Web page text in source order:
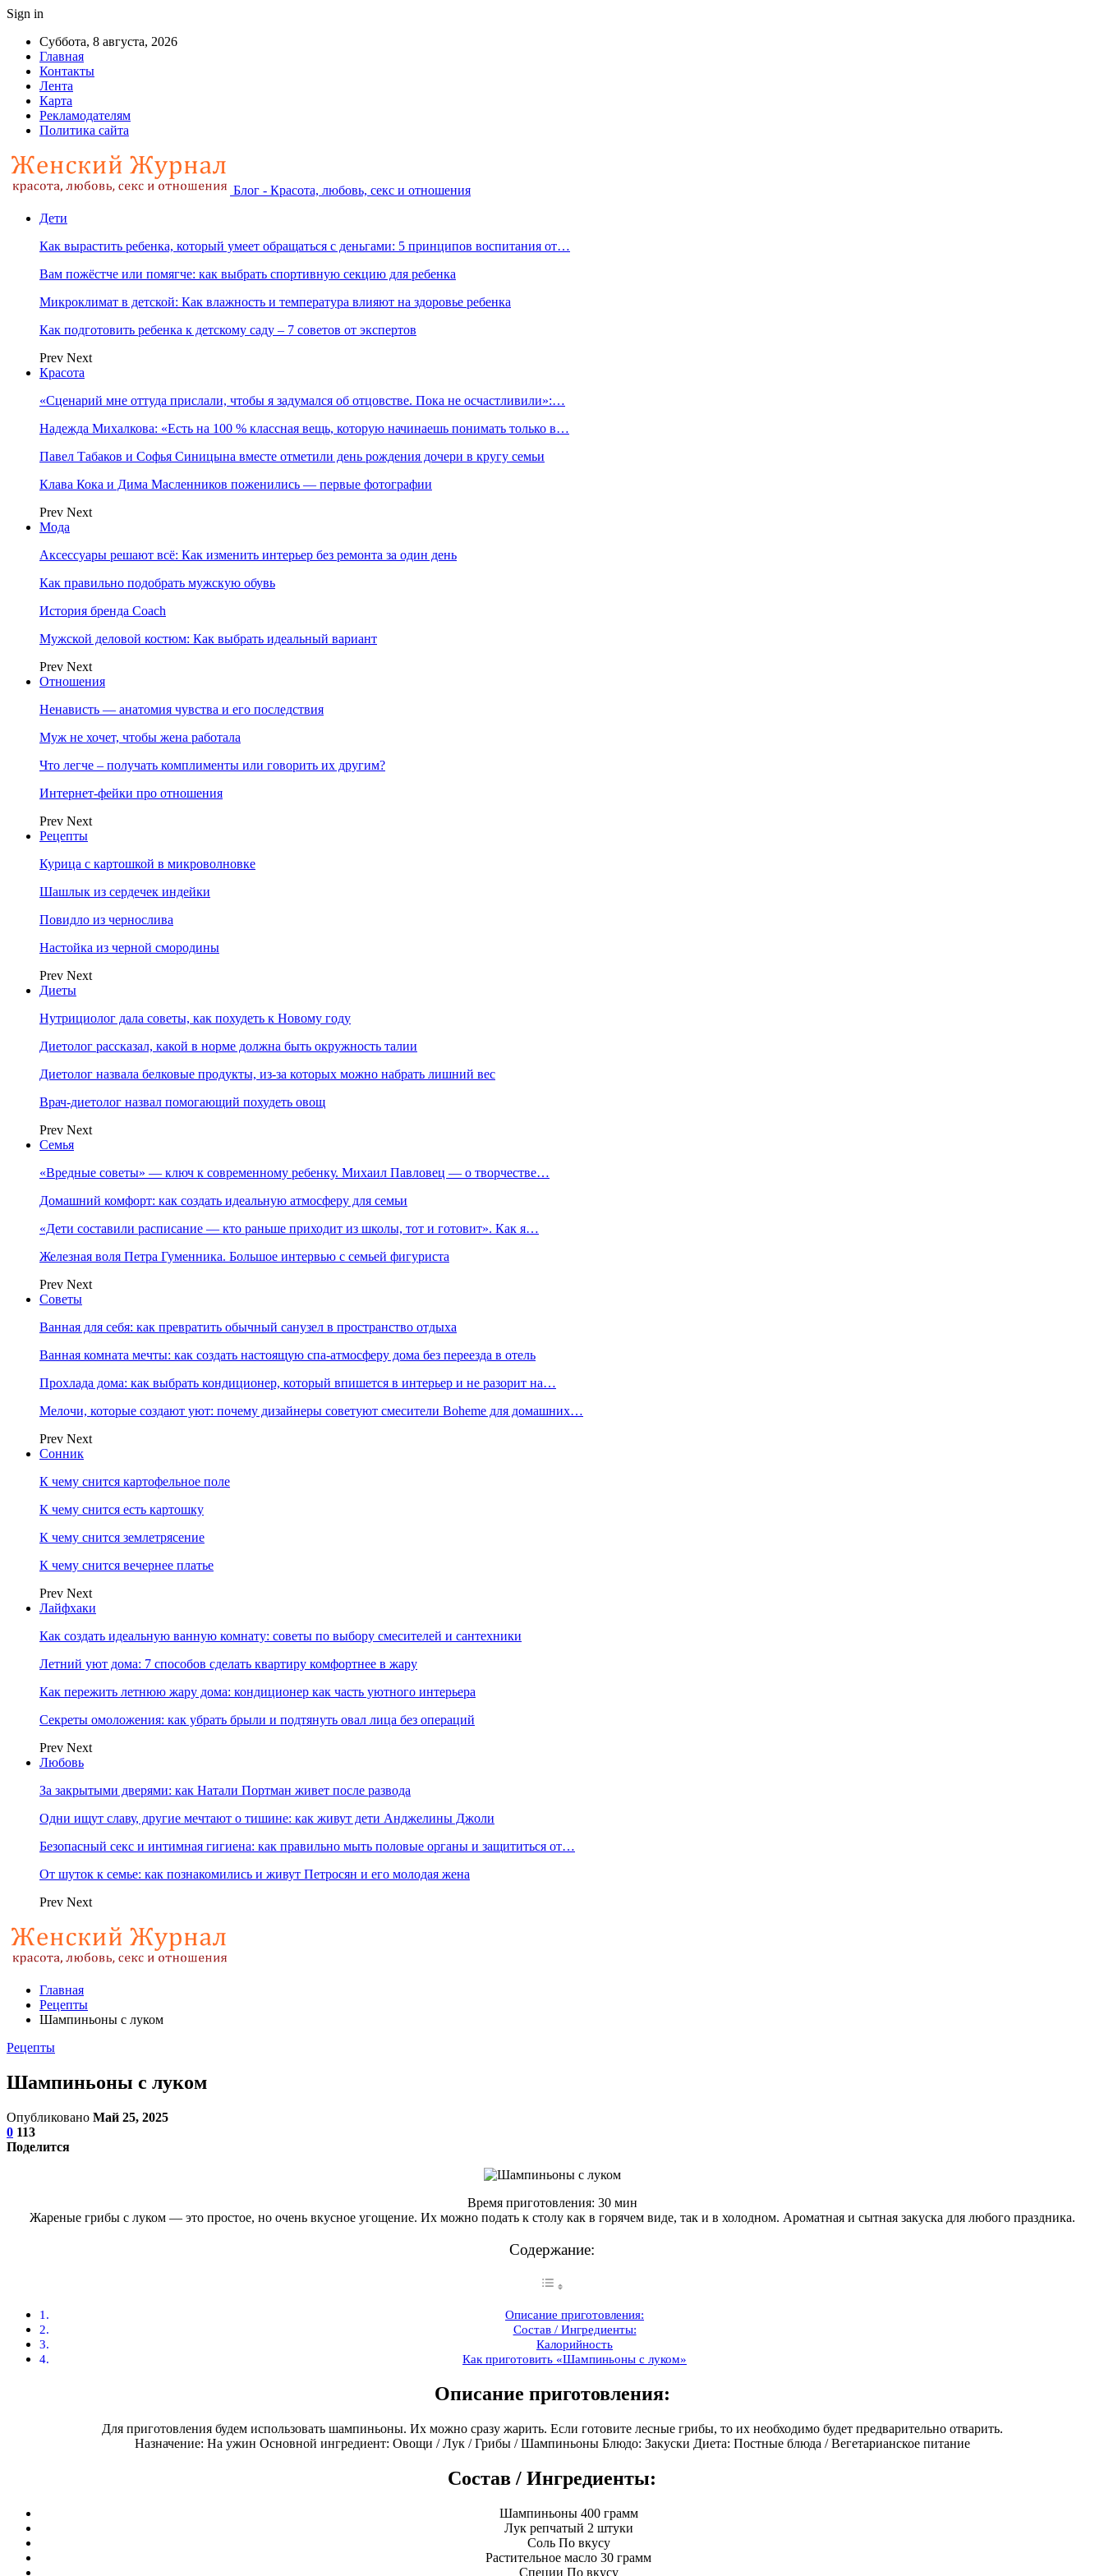
Sign in
Суббота, 8 августа, 2026
Главная
Контакты
Лента
Карта
Рекламодателям
Политика сайта
Блог - Красота, любовь, секс и отношения
Дети
Как вырастить ребенка, который умеет обращаться с деньгами: 5 принципов воспитания от…
Вам пожёстче или помягче: как выбрать спортивную секцию для ребенка
Микроклимат в детской: Как влажность и температура влияют на здоровье ребенка
Как подготовить ребенка к детскому саду – 7 советов от экспертов
Prev Next
Красота
«Сценарий мне оттуда прислали, чтобы я задумался об отцовстве. Пока не осчастливили»:…
Надежда Михалкова: «Есть на 100 % классная вещь, которую начинаешь понимать только в…
Павел Табаков и Софья Синицына вместе отметили день рождения дочери в кругу семьи
Клава Кока и Дима Масленников поженились — первые фотографии
Prev Next
Мода
Аксессуары решают всё: Как изменить интерьер без ремонта за один день
Как правильно подобрать мужскую обувь
История бренда Coach
Мужской деловой костюм: Как выбрать идеальный вариант
Prev Next
Отношения
Ненависть — анатомия чувства и его последствия
Муж не хочет, чтобы жена работала
Что легче – получать комплименты или говорить их другим?
Интернет-фейки про отношения
Prev Next
Рецепты
Курица с картошкой в микроволновке
Шашлык из сердечек индейки
Повидло из чернослива
Настойка из черной смородины
Prev Next
Диеты
Нутрициолог дала советы, как похудеть к Новому году
Диетолог рассказал, какой в норме должна быть окружность талии
Диетолог назвала белковые продукты, из-за которых можно набрать лишний вес
Врач-диетолог назвал помогающий похудеть овощ
Prev Next
Семья
«Вредные советы» — ключ к современному ребенку. Михаил Павловец — о творчестве…
Домашний комфорт: как создать идеальную атмосферу для семьи
«Дети составили расписание — кто раньше приходит из школы, тот и готовит». Как я…
Железная воля Петра Гуменника. Большое интервью с семьей фигуриста
Prev Next
Советы
Ванная для себя: как превратить обычный санузел в пространство отдыха
Ванная комната мечты: как создать настоящую спа-атмосферу дома без переезда в отель
Прохлада дома: как выбрать кондиционер, который впишется в интерьер и не разорит на…
Мелочи, которые создают уют: почему дизайнеры советуют смесители Boheme для домашних…
Prev Next
Сонник
К чему снится картофельное поле
К чему снится есть картошку
К чему снится землетрясение
К чему снится вечернее платье
Prev Next
Лайфхаки
Как создать идеальную ванную комнату: советы по выбору смесителей и сантехники
Летний уют дома: 7 способов сделать квартиру комфортнее в жару
Как пережить летнюю жару дома: кондиционер как часть уютного интерьера
Секреты омоложения: как убрать брыли и подтянуть овал лица без операций
Prev Next
Любовь
За закрытыми дверями: как Натали Портман живет после развода
Одни ищут славу, другие мечтают о тишине: как живут дети Анджелины Джоли
Безопасный секс и интимная гигиена: как правильно мыть половые органы и защититься от…
От шуток к семье: как познакомились и живут Петросян и его молодая жена
Prev Next
Главная
Рецепты
Шампиньоны с луком
Рецепты
Шампиньоны с луком
Опубликовано Май 25, 2025
0 113
Поделится
Время приготовления: 30 мин
Жареные грибы с луком — это простое, но очень вкусное угощение. Их можно подать к столу как в горячем виде, так и в холодном. Ароматная и сытная закуска для любого праздника.
Содержание:
Описание приготовления:
Состав / Ингредиенты:
Калорийность
Как приготовить «Шампиньоны с луком»
Описание приготовления:
Для приготовления будем использовать шампиньоны. Их можно сразу жарить. Если готовите лесные грибы, то их необходимо будет предварительно отварить.
Назначение: На ужин Основной ингредиент: Овощи / Лук / Грибы / Шампиньоны Блюдо: Закуски Диета: Постные блюда / Вегетарианское питание
Состав / Ингредиенты:
Шампиньоны 400 грамм
Лук репчатый 2 штуки
Соль По вкусу
Растительное масло 30 грамм
Специи По вкусу